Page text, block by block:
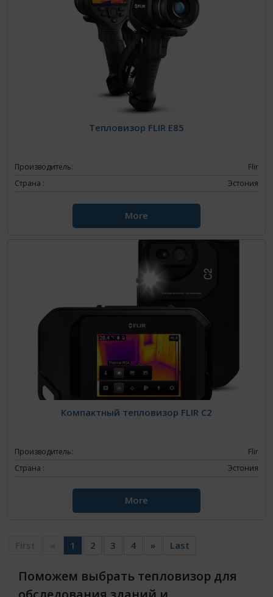
Тепловизор FLIR E85
Производитель:
Flir
Страна :
Эстония
More
Компактный тепловизор FLIR C2
Производитель:
Flir
Страна :
Эстония
More
First « 1 2 3 4 » Last
Поможем выбрать тепловизор для